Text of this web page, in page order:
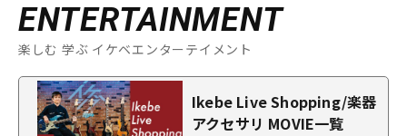
ENTERTAINMENT
楽しむ 学ぶ イケベエンターテイメント
Ikebe Live Shopping/楽器
アクセサリ MOVIE一覧